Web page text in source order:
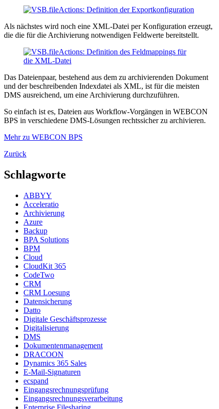
Als nächstes wird noch eine XML-Datei per Konfiguration erzeugt,
die die für die Archivierung notwendigen Feldwerte bereitstellt.
Das Dateienpaar, bestehend aus dem zu archivierenden Dokument
und der beschreibenden Indexdatei als XML, ist für die meisten
DMS ausreichend, um eine Archivierung durchzuführen.
So einfach ist es, Dateien aus Workflow-Vorgängen in WEBCON
BPS in verschiedene DMS-Lösungen rechtssicher zu archivieren.
Mehr zu WEBCON BPS
Zurück
Schlagworte
ABBYY
Acceleratio
Archivierung
Azure
Backup
BPA Solutions
BPM
Cloud
CloudKit 365
CodeTwo
CRM
CRM Loesung
Datensicherung
Datto
Digitale Geschäftsprozesse
Digitalisierung
DMS
Dokumentenmanagement
DRACOON
Dynamics 365 Sales
E-Mail-Signaturen
ecspand
Eingangsrechnungsprüfung
Eingangsrechnungsverarbeitung
Enterprise Filesharing